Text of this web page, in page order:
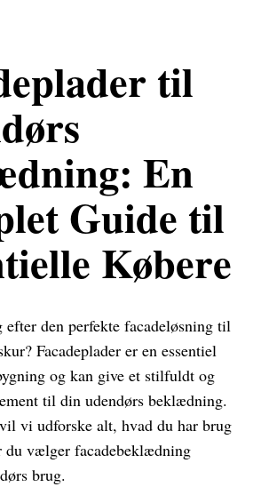
til
En
Guide til
Købere
den perfekte facadeløsning til
Facadeplader er en essentiel
og kan give et stilfuldt og
til din udendørs beklædning.
vi udforske alt, hvad du har brug
du vælger facadebeklædning
brug.